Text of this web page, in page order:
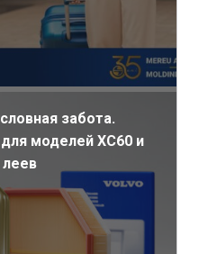
забота.
моделей XC60 и
леев